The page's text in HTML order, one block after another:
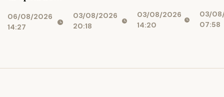
femeilor
06/08/2026
14:27
Românii vor
putea „albi”
autorizație
03/08/2026
20:18
un nou
conflict.
proteste
03/08/2026
14:20
noi îi
intra
03/
07:58